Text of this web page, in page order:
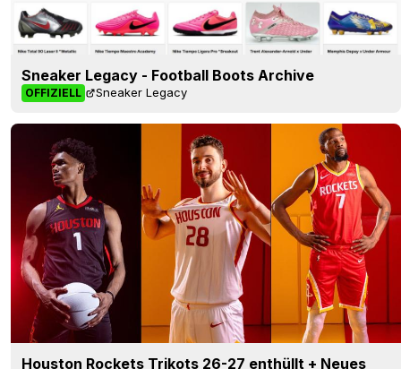
Sneaker Legacy - Football Boots Archive
OFFIZIELL Sneaker Legacy
Houston Rockets Trikots 26-27 enthüllt + Neues